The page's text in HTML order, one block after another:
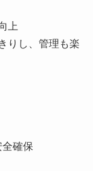
上
りし、管理も楽
全確保